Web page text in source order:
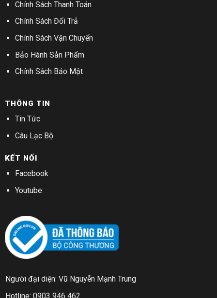
Chính Sách Thanh Toán
Chính Sách Đổi Trả
Chính Sách Vận Chuyển
Bảo Hành Sản Phẩm
Chính Sách Bảo Mật
THÔNG TIN
Tin Tức
Câu Lạc Bộ
KẾT NỐI
Facebook
Youtube
Người đại diện: Vũ Nguyễn Mạnh Trung
Hotline: 0903 946 462